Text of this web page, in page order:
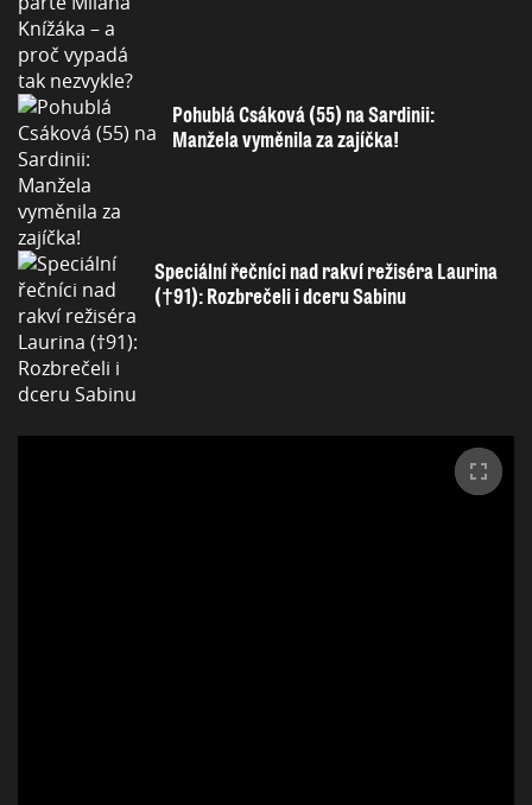
Pohublá Csáková (55) na Sardinii:
Manžela vyměnila za zajíčka!
Speciální řečníci nad rakví režiséra Laurina
(†91): Rozbrečeli i dceru Sabinu